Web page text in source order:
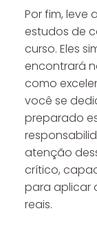
Por fim, leve
estudos de
curso. Eles
encontrará
como
você se
preparado
atenção
crítico,
para aplicar
reais.